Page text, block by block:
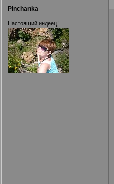
Pinchanka
Настоящий индеец!